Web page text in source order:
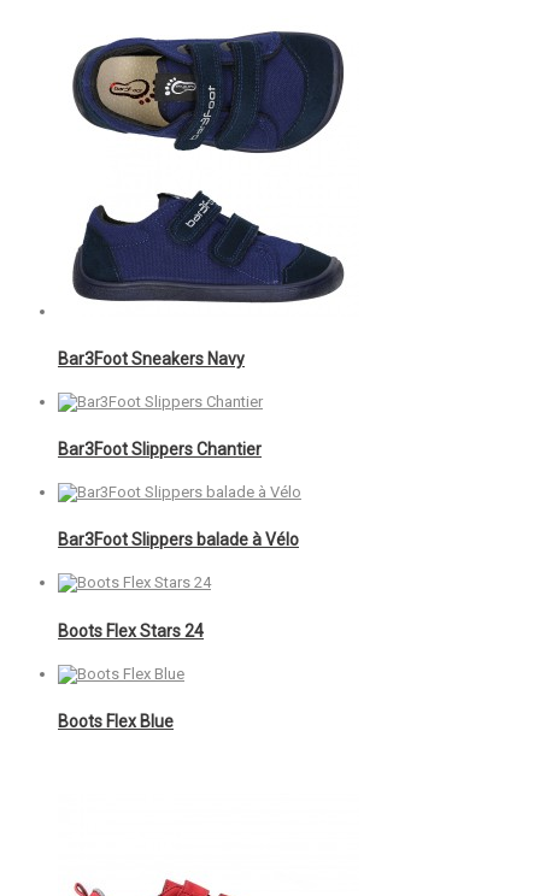
Bar3Foot Sneakers Navy
Bar3Foot Slippers Chantier
Bar3Foot Slippers balade à Vélo
Boots Flex Stars 24
Boots Flex Blue